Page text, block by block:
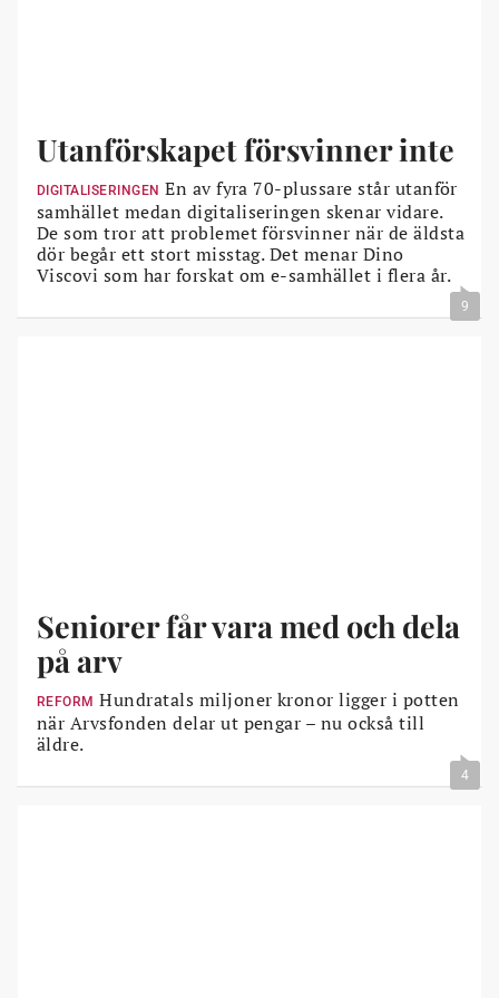
Utanförskapet försvinner inte
DIGITALISERINGEN En av fyra 70-plussare står utanför
samhället medan digitaliseringen skenar vidare.
De som tror att problemet försvinner när de äldsta
dör begår ett stort misstag. Det menar Dino
Viscovi som har forskat om e-samhället i flera år.
9
Seniorer får vara med och dela
på arv
REFORM Hundratals miljoner kronor ligger i potten
när Arvsfonden delar ut pengar – nu också till
äldre.
4